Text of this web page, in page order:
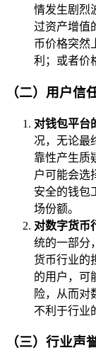
情发生剧烈
过资产增值
币价格突然
利；或者价
（二）用户信
对钱包平台
况，无论最
靠性产生质
户可能会选
安全的钱包
场份额。
对数字货币
统的一部分
货币行业的
的用户，可
险，从而对
不利于行业
（三）行业声